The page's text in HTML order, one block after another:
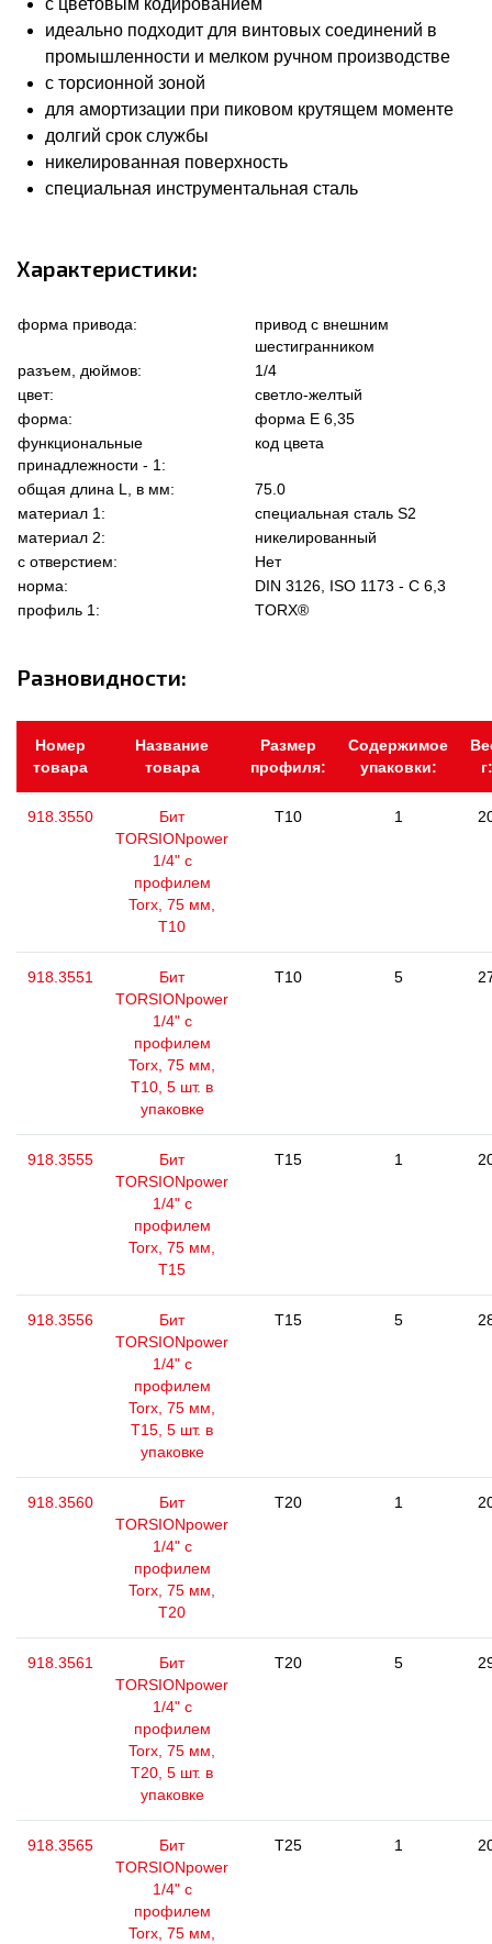
с цветовым кодированием
идеально подходит для винтовых соединений в
промышленности и мелком ручном производстве
с торсионной зоной
для амортизации при пиковом крутящем моменте
долгий срок службы
никелированная поверхность
специальная инструментальная сталь
Характеристики:
форма привода:
привод с внешним
шестигранником
разъем, дюймов:
1/4
цвет:
светло-желтый
форма:
форма Е 6,35
функциональные
принадлежности - 1:
код цвета
общая длина L, в мм:
75.0
материал 1:
специальная сталь S2
материал 2:
никелированный
с отверстием:
Нет
норма:
DIN 3126, ISO 1173 - C 6,3
профиль 1:
TORX®
Разновидности:
Номер
товара
Название
товара
Размер
профиля:
Содержимое
упаковки:
г:
918.3550
Бит
TORSIONpower
1/4" с
профилем
Torx, 75 мм,
Т10
T10 1
918.3551
Бит
TORSIONpower
1/4" с
профилем
Torx, 75 мм,
Т10, 5 шт. в
упаковке
T10 5
918.3555
Бит
TORSIONpower
1/4" с
профилем
Torx, 75 мм,
Т15
T15 1
918.3556
Бит
TORSIONpower
1/4" с
профилем
Torx, 75 мм,
Т15, 5 шт. в
упаковке
T15 5
918.3560
Бит
TORSIONpower
1/4" с
профилем
Torx, 75 мм,
Т20
T20 1
918.3561
Бит
TORSIONpower
1/4" с
профилем
Torx, 75 мм,
Т20, 5 шт. в
упаковке
T20 5
918.3565
Бит
TORSIONpower
1/4" с
профилем
Torx, 75 мм,
T25 1